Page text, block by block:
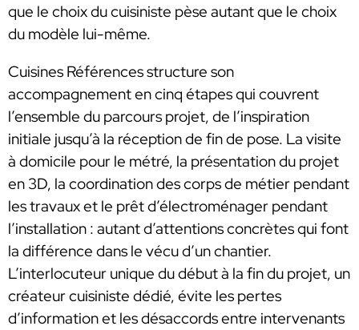
que le choix du cuisiniste pèse autant que le choix
du modèle lui-même.
Cuisines Références structure son
accompagnement en cinq étapes qui couvrent
l’ensemble du parcours projet, de l’inspiration
initiale jusqu’à la réception de fin de pose. La visite
à domicile pour le métré, la présentation du projet
en 3D, la coordination des corps de métier pendant
les travaux et le prêt d’électroménager pendant
l’installation : autant d’attentions concrètes qui font
la différence dans le vécu d’un chantier.
L’interlocuteur unique du début à la fin du projet, un
créateur cuisiniste dédié, évite les pertes
d’information et les désaccords entre intervenants